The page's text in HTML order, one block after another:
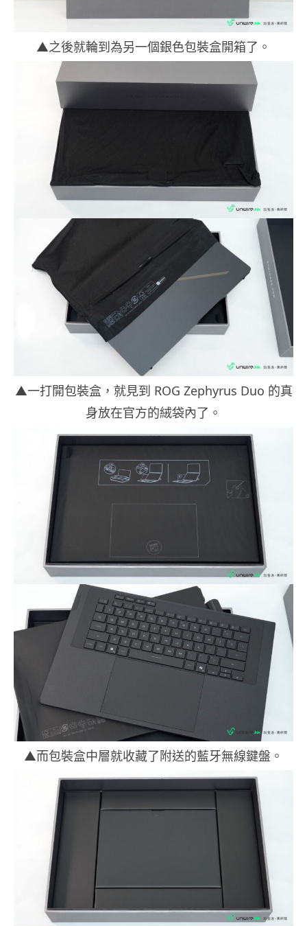
▲之後就輪到為另一個銀色包裝盒開箱了。
▲一打開包裝盒，就見到 ROG Zephyrus Duo 的真
身放在官方的絨袋內了。
▲而包裝盒中層就收藏了附送的藍牙無線鍵盤。